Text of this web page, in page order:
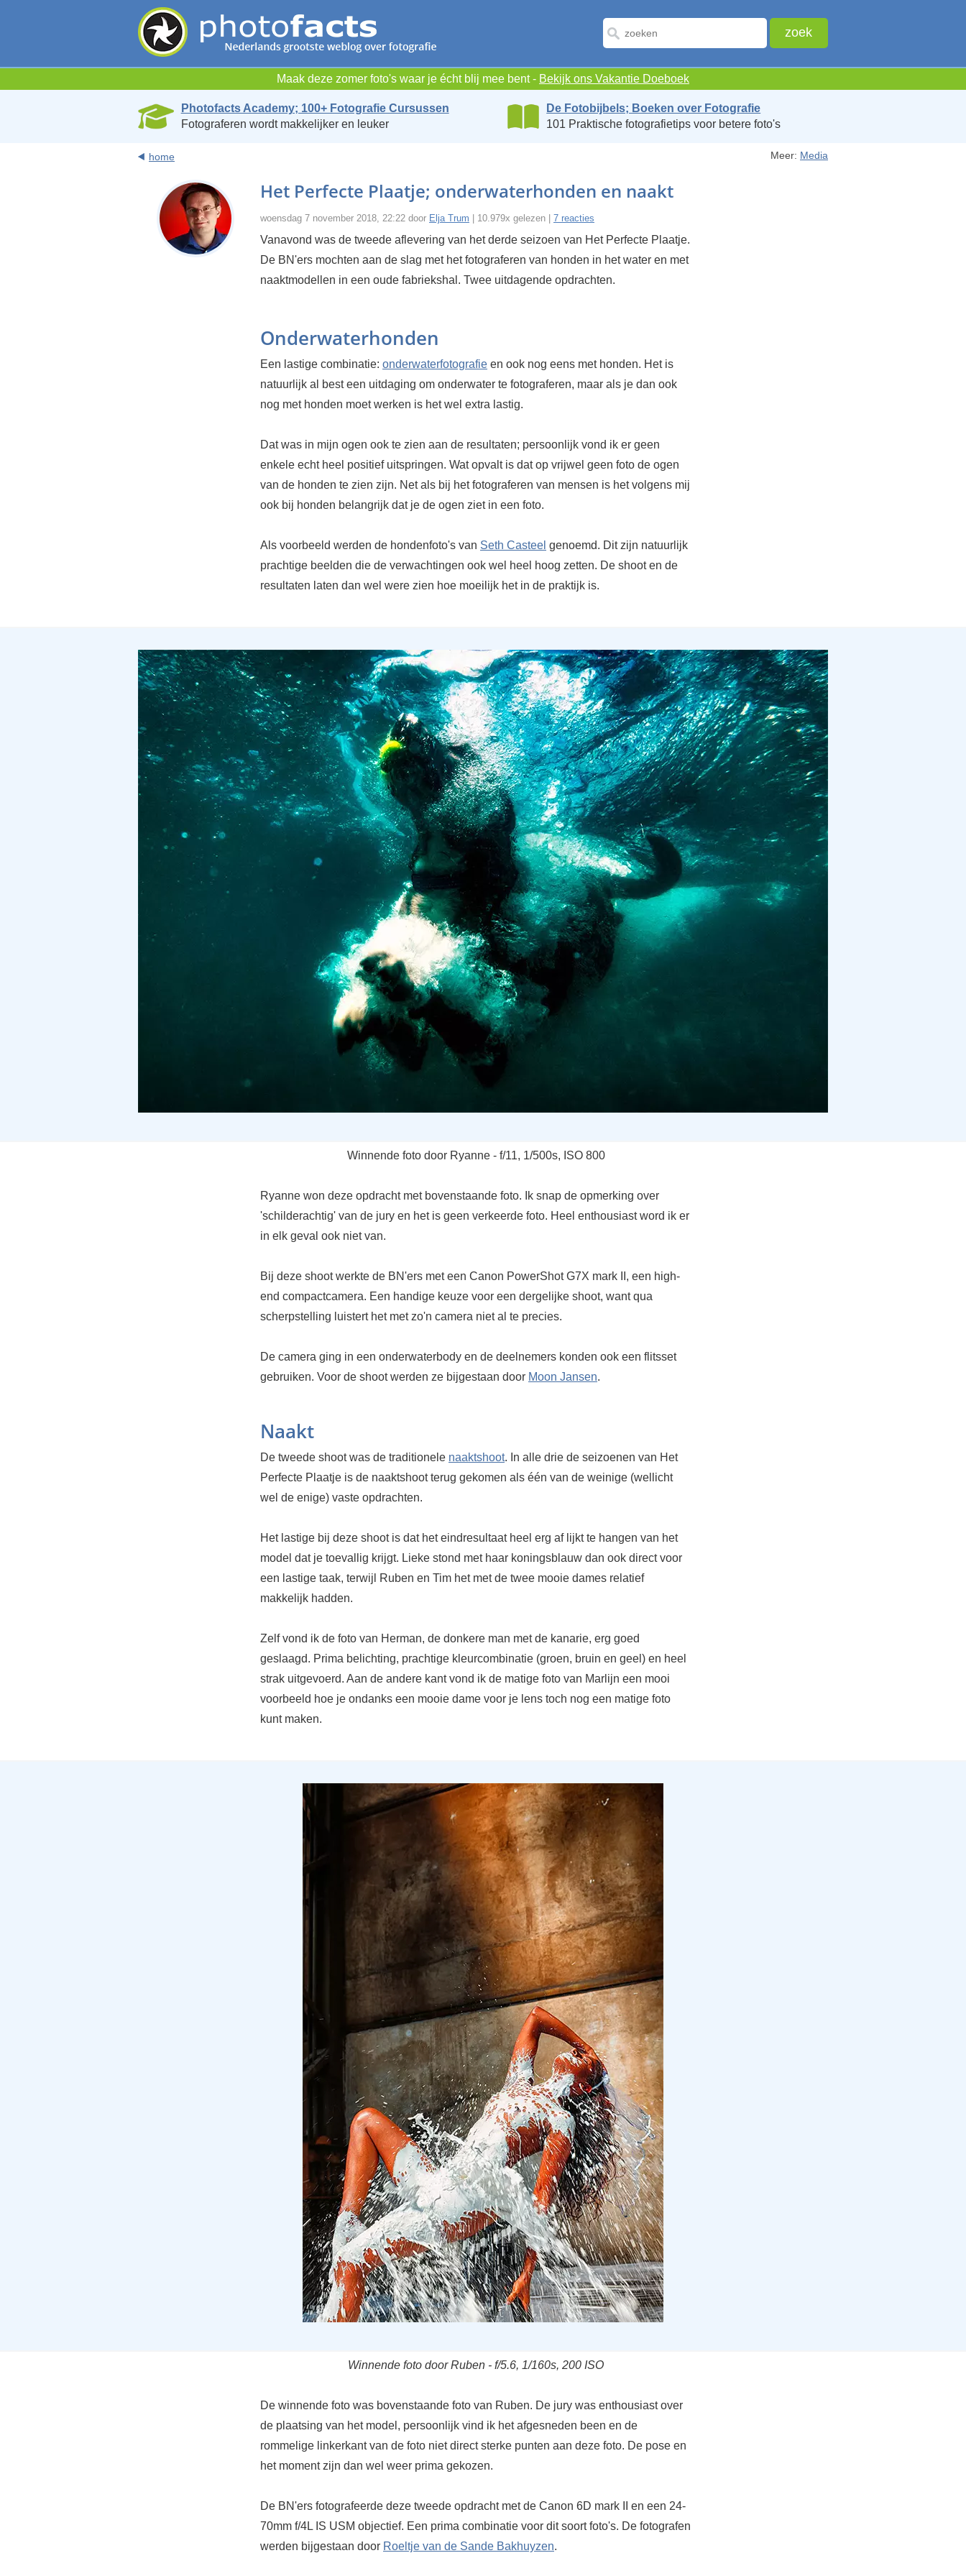
Maak deze zomer foto's waar je écht blij mee bent - Bekijk ons Vakantie Doeboek
Photofacts Academy; 100+ Fotografie Cursussen
Fotograferen wordt makkelijker en leuker
De Fotobijbels; Boeken over Fotografie
101 Praktische fotografietips voor betere foto's
home Meer: Media
Het Perfecte Plaatje; onderwaterhonden en naakt
woensdag 7 november 2018, 22:22 door Elja Trum | 10.979x gelezen | 7 reacties
Vanavond was de tweede aflevering van het derde seizoen van Het Perfecte Plaatje.
De BN'ers mochten aan de slag met het fotograferen van honden in het water en met
naaktmodellen in een oude fabriekshal. Twee uitdagende opdrachten.
Onderwaterhonden
Een lastige combinatie: onderwaterfotografie en ook nog eens met honden. Het is
natuurlijk al best een uitdaging om onderwater te fotograferen, maar als je dan ook
nog met honden moet werken is het wel extra lastig.
Dat was in mijn ogen ook te zien aan de resultaten; persoonlijk vond ik er geen
enkele echt heel positief uitspringen. Wat opvalt is dat op vrijwel geen foto de ogen
van de honden te zien zijn. Net als bij het fotograferen van mensen is het volgens mij
ook bij honden belangrijk dat je de ogen ziet in een foto.
Als voorbeeld werden de hondenfoto's van Seth Casteel genoemd. Dit zijn natuurlijk
prachtige beelden die de verwachtingen ook wel heel hoog zetten. De shoot en de
resultaten laten dan wel were zien hoe moeilijk het in de praktijk is.
Winnende foto door Ryanne - f/11, 1/500s, ISO 800
Ryanne won deze opdracht met bovenstaande foto. Ik snap de opmerking over
'schilderachtig' van de jury en het is geen verkeerde foto. Heel enthousiast word ik er
in elk geval ook niet van.
Bij deze shoot werkte de BN'ers met een Canon PowerShot G7X mark II, een high-
end compactcamera. Een handige keuze voor een dergelijke shoot, want qua
scherpstelling luistert het met zo'n camera niet al te precies.
De camera ging in een onderwaterbody en de deelnemers konden ook een flitsset
gebruiken. Voor de shoot werden ze bijgestaan door Moon Jansen.
Naakt
De tweede shoot was de traditionele naaktshoot. In alle drie de seizoenen van Het
Perfecte Plaatje is de naaktshoot terug gekomen als één van de weinige (wellicht
wel de enige) vaste opdrachten.
Het lastige bij deze shoot is dat het eindresultaat heel erg af lijkt te hangen van het
model dat je toevallig krijgt. Lieke stond met haar koningsblauw dan ook direct voor
een lastige taak, terwijl Ruben en Tim het met de twee mooie dames relatief
makkelijk hadden.
Zelf vond ik de foto van Herman, de donkere man met de kanarie, erg goed
geslaagd. Prima belichting, prachtige kleurcombinatie (groen, bruin en geel) en heel
strak uitgevoerd. Aan de andere kant vond ik de matige foto van Marlijn een mooi
voorbeeld hoe je ondanks een mooie dame voor je lens toch nog een matige foto
kunt maken.
Winnende foto door Ruben - f/5.6, 1/160s, 200 ISO
De winnende foto was bovenstaande foto van Ruben. De jury was enthousiast over
de plaatsing van het model, persoonlijk vind ik het afgesneden been en de
rommelige linkerkant van de foto niet direct sterke punten aan deze foto. De pose en
het moment zijn dan wel weer prima gekozen.
De BN'ers fotografeerde deze tweede opdracht met de Canon 6D mark II en een 24-
70mm f/4L IS USM objectief. Een prima combinatie voor dit soort foto's. De fotografen
werden bijgestaan door Roeltje van de Sande Bakhuyzen.